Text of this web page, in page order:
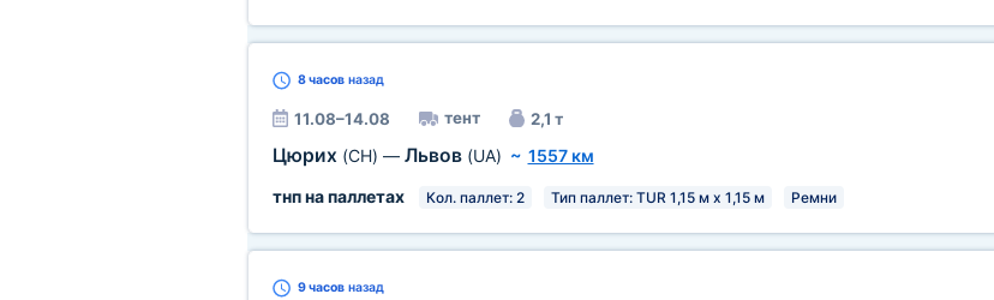
8 часовназад
11.08–14.08 тент 2,1 т
Цюрих (CH) — Львов (UA) ~ 1557 км
тнп на паллетах
Кол. паллет: 2 Тип паллет: TUR 1,15 м х 1,15 м Ремни
9 часовназад